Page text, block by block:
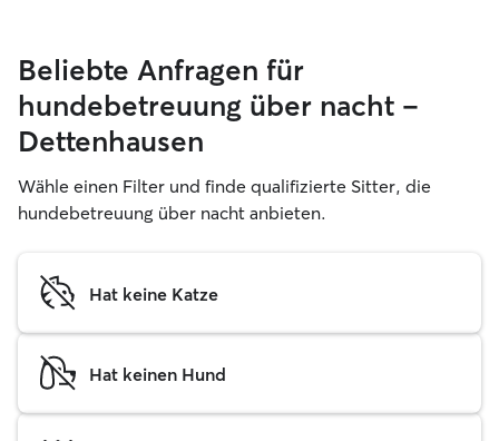
Beliebte Anfragen für
hundebetreuung über nacht –
Dettenhausen
Wähle einen Filter und finde qualifizierte Sitter, die
hundebetreuung über nacht anbieten.
Hat keine Katze
Hat keinen Hund